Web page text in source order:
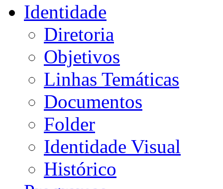
Identidade
Diretoria
Objetivos
Linhas Temáticas
Documentos
Folder
Identidade Visual
Histórico